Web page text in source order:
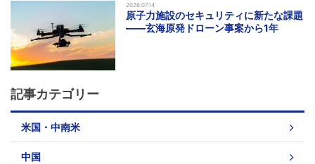
2026.07.14
原子力施設のセキュリティに新たな課題
――玄海原発ドローン事案から1年
記事カテゴリー
米国・中南米
中国